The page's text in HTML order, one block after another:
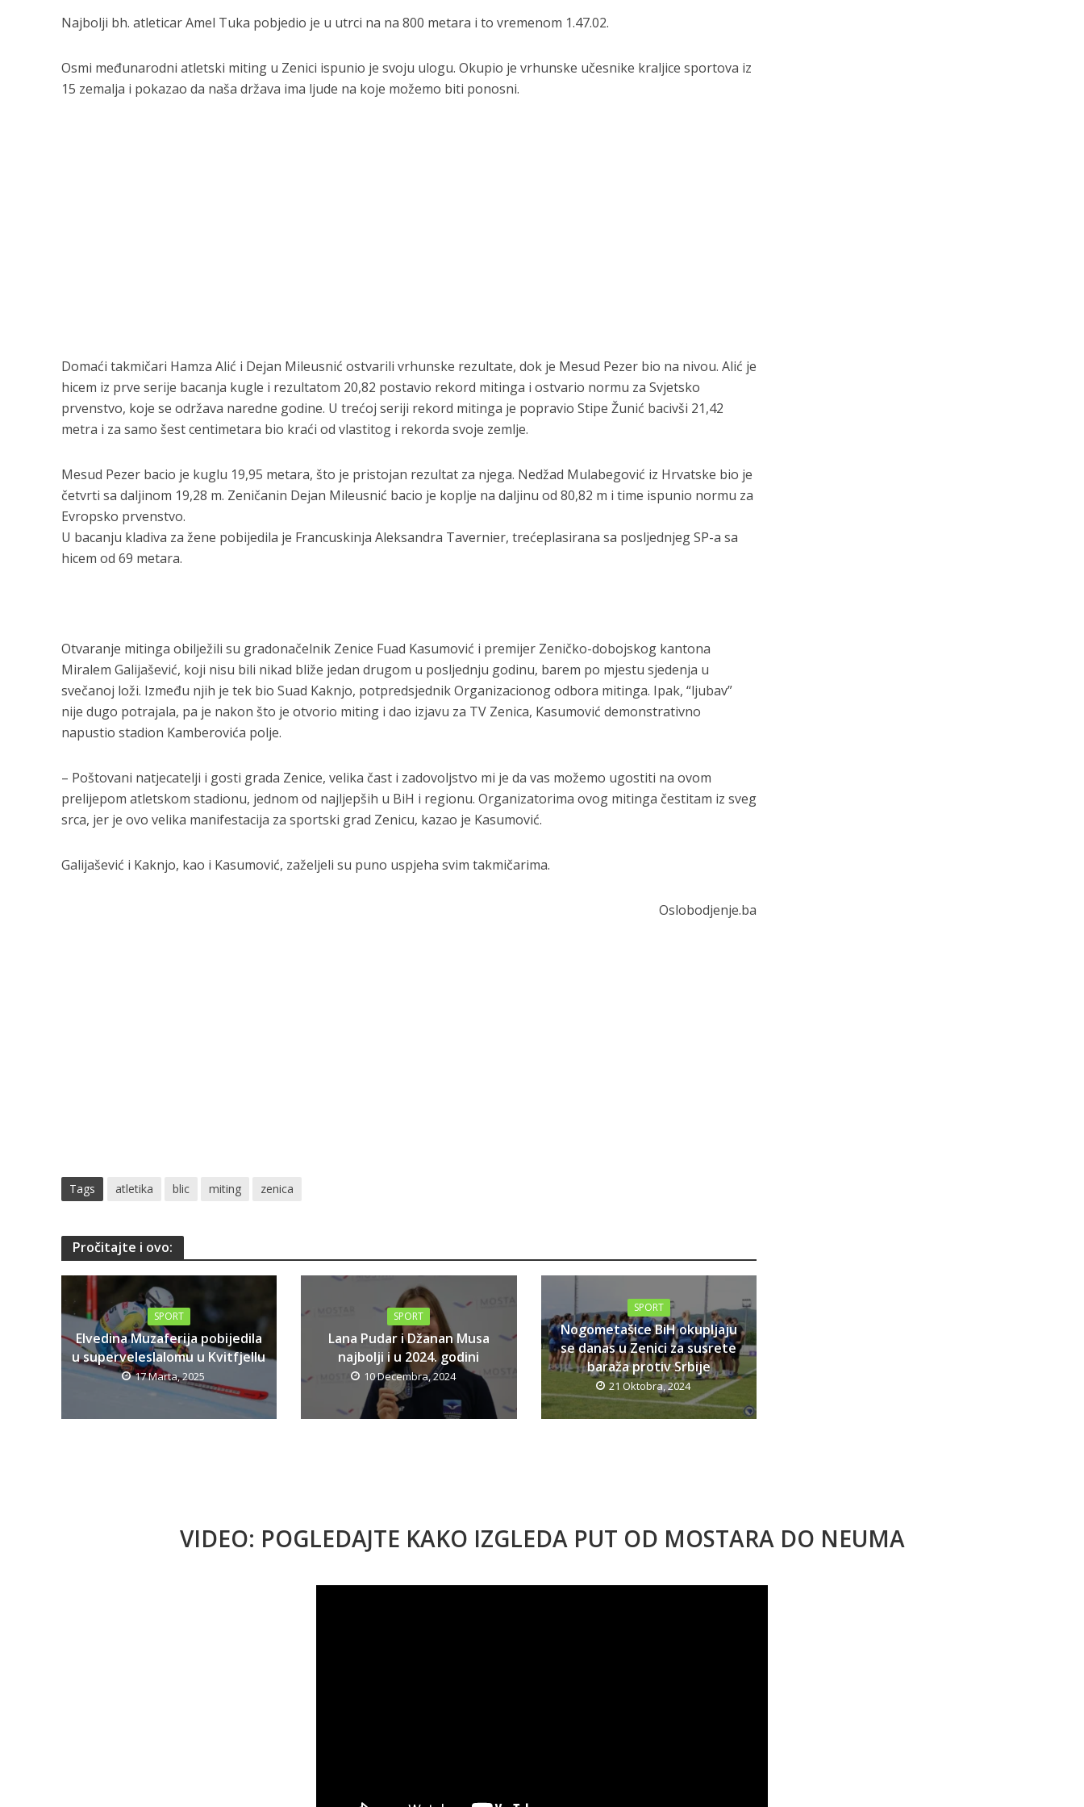
Najbolji bh. atleticar Amel Tuka pobjedio je u utrci na na 800 metara i to vremenom 1.47.02.
Osmi međunarodni atletski miting u Zenici ispunio je svoju ulogu. Okupio je vrhunske učesnike kraljice sportova iz
15 zemalja i pokazao da naša država ima ljude na koje možemo biti ponosni.
Domaći takmičari Hamza Alić i Dejan Mileusnić ostvarili vrhunske rezultate, dok je Mesud Pezer bio na nivou. Alić je
hicem iz prve serije bacanja kugle i rezultatom 20,82 postavio rekord mitinga i ostvario normu za Svjetsko
prvenstvo, koje se održava naredne godine. U trećoj seriji rekord mitinga je popravio Stipe Žunić bacivši 21,42
metra i za samo šest centimetara bio kraći od vlastitog i rekorda svoje zemlje.
Mesud Pezer bacio je kuglu 19,95 metara, što je pristojan rezultat za njega. Nedžad Mulabegović iz Hrvatske bio je
četvrti sa daljinom 19,28 m. Zeničanin Dejan Mileusnić bacio je koplje na daljinu od 80,82 m i time ispunio normu za
Evropsko prvenstvo.
U bacanju kladiva za žene pobijedila je Francuskinja Aleksandra Tavernier, trećeplasirana sa posljednjeg SP-a sa
hicem od 69 metara.
Otvaranje mitinga obilježili su gradonačelnik Zenice Fuad Kasumović i premijer Zeničko-dobojskog kantona
Miralem Galijašević, koji nisu bili nikad bliže jedan drugom u posljednju godinu, barem po mjestu sjedenja u
svečanoj loži. Između njih je tek bio Suad Kaknjo, potpredsjednik Organizacionog odbora mitinga. Ipak, “ljubav”
nije dugo potrajala, pa je nakon što je otvorio miting i dao izjavu za TV Zenica, Kasumović demonstrativno
napustio stadion Kamberovića polje.
– Poštovani natjecatelji i gosti grada Zenice, velika čast i zadovoljstvo mi je da vas možemo ugostiti na ovom
prelijepom atletskom stadionu, jednom od najljepših u BiH i regionu. Organizatorima ovog mitinga čestitam iz sveg
srca, jer je ovo velika manifestacija za sportski grad Zenicu, kazao je Kasumović.
Galijašević i Kaknjo, kao i Kasumović, zaželjeli su puno uspjeha svim takmičarima.
Oslobodjenje.ba
Tags atletika blic miting zenica
Pročitajte i ovo:
SPORT
Elvedina Muzaferija pobijedila
u superveleslalomu u Kvitfjellu
17 Marta, 2025
SPORT
Lana Pudar i Džanan Musa
najbolji i u 2024. godini
10 Decembra, 2024
SPORT
Nogometašice BiH okupljaju
se danas u Zenici za susrete
baraža protiv Srbije
21 Oktobra, 2024
VIDEO: POGLEDAJTE KAKO IZGLEDA PUT OD MOSTARA DO NEUMA